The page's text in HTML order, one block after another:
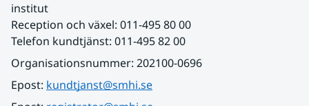
institut
Reception och växel: 011-495 80 00
Telefon kundtjänst: 011-495 82 00
Organisationsnummer: 202100-0696
Epost: kundtjanst@smhi.se